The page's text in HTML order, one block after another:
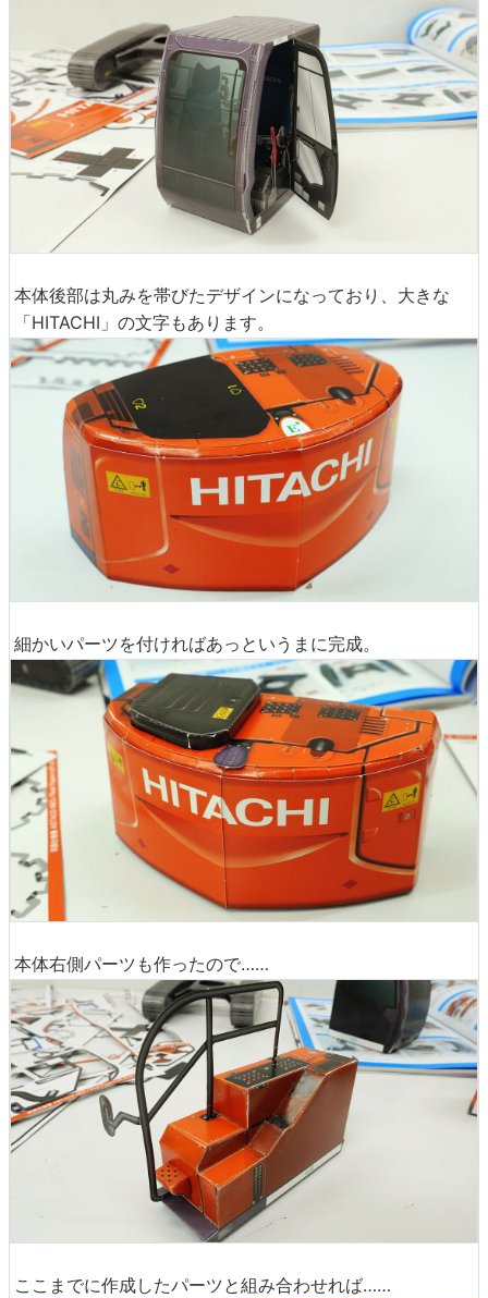
本体後部は丸みを帯びたデザインになっており、大きな
「HITACHI」の文字もあります。
細かいパーツを付ければあっというまに完成。
本体右側パーツも作ったので……
ここまでに作成したパーツと組み合わせれば……